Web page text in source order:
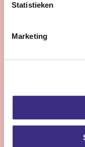
Statistieken
Marketing
Nog 23 dagen
4 - 28 uur |
Wil jij met